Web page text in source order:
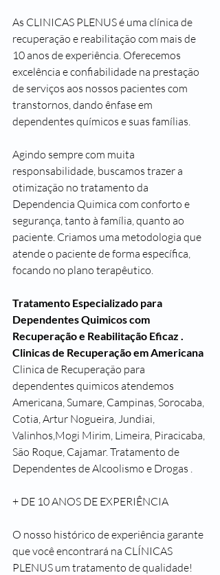
As CLINICAS PLENUS é uma clínica de
recuperação e reabilitação com mais de
10 anos de experiência. Oferecemos
excelência e confiabilidade na prestação
de serviços aos nossos pacientes com
transtornos, dando ênfase em
dependentes químicos e suas famílias.
Agindo sempre com muita
responsabilidade, buscamos trazer a
otimização no tratamento da
Dependencia Quimica com conforto e
segurança, tanto à família, quanto ao
paciente. Criamos uma metodologia que
atende o paciente de forma específica,
focando no plano terapêutico.
Tratamento Especializado para
Dependentes Quimicos com
Recuperação e Reabilitação Eficaz .
Clinicas de Recuperação em Americana
Clinica de Recuperação para
dependentes quimicos atendemos
Americana, Sumare, Campinas, Sorocaba,
Cotia, Artur Nogueira, Jundiai,
Valinhos,Mogi Mirim, Limeira, Piracicaba,
São Roque, Cajamar. Tratamento de
Dependentes de Alcoolismo e Drogas .
+ DE 10 ANOS DE EXPERIÊNCIA
O nosso histórico de experiência garante
que você encontrará na CLÍNICAS
PLENUS um tratamento de qualidade!